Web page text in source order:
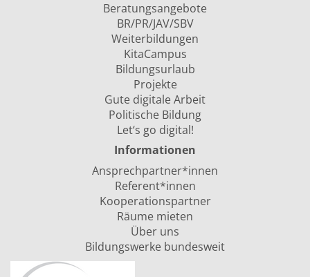
Beratungsangebote
BR/PR/JAV/SBV
Weiterbildungen
KitaCampus
Bildungsurlaub
Projekte
Gute digitale Arbeit
Politische Bildung
Let‘s go digital!
Informationen
Ansprechpartner*innen
Referent*innen
Kooperationspartner
Räume mieten
Über uns
Bildungswerke bundesweit